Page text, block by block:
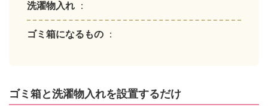
洗濯物入れ ：
ゴミ箱になるもの ：
ゴミ箱と洗濯物入れを設置するだけ